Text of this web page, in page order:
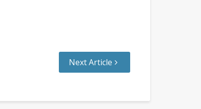
Next Article